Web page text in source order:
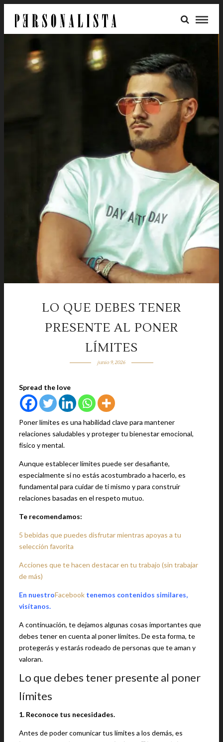
LO QUE DEBES TENER
PRESENTE AL PONER
LÍMITES
junio 9, 2026
Spread the love
Poner límites es una habilidad clave para mantener
relaciones saludables y proteger tu bienestar emocional,
físico y mental.
Aunque establecer límites puede ser desafiante,
especialmente si no estás acostumbrado a hacerlo, es
fundamental para cuidar de ti mismo y para construir
relaciones basadas en el respeto mutuo.
Te recomendamos:
5 bebidas que puedes disfrutar mientras apoyas a tu
selección favorita
Acciones que te hacen destacar en tu trabajo (sin trabajar
de más)
En nuestroFacebook tenemos contenidos similares,
visítanos.
A continuación, te dejamos algunas cosas importantes que
debes tener en cuenta al poner límites. De esta forma, te
protegerás y estarás rodeado de personas que te aman y
valoran.
Lo que debes tener presente al poner
límites
1. Reconoce tus necesidades.
Antes de poder comunicar tus límites a los demás, es